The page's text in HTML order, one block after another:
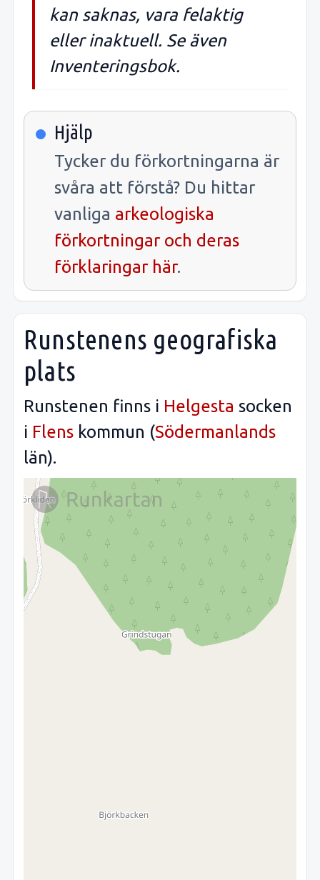
kan saknas, vara felaktig
eller inaktuell. Se även
Inventeringsbok.
Hjälp
Tycker du förkortningarna är
svåra att förstå? Du hittar
vanliga arkeologiska
förkortningar och deras
förklaringar här.
Runstenens geografiska
plats
Runstenen finns i Helgesta socken
i Flens kommun (Södermanlands
län).